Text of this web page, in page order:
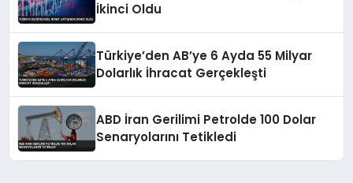
İkinci Oldu
Türkiye’den AB’ye 6 Ayda 55 Milyar
Dolarlık İhracat Gerçekleşti
ABD İran Gerilimi Petrolde 100 Dolar
Senaryolarını Tetikledi